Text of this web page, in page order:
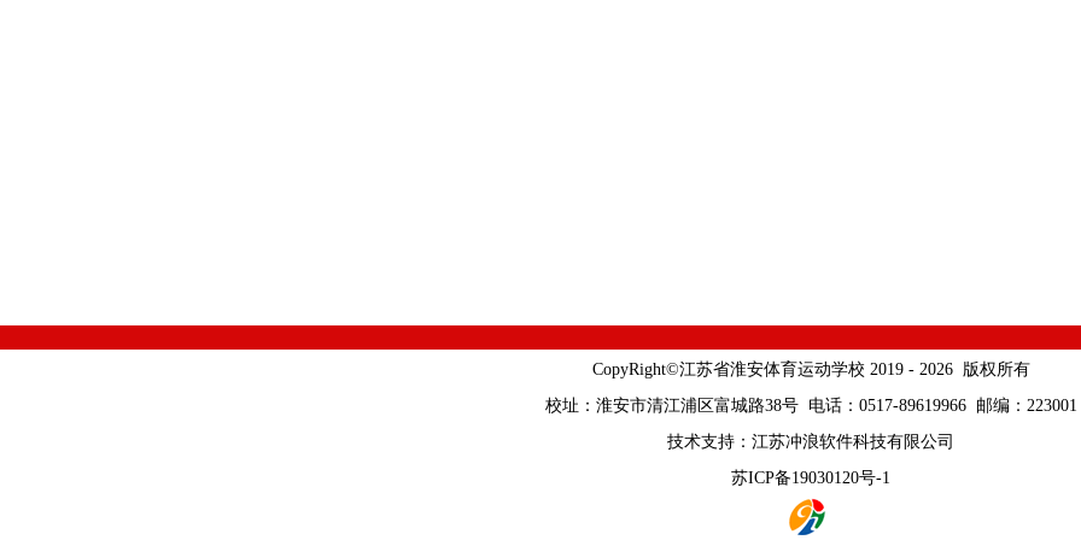
CopyRight©江苏省淮安体育运动学校 2019 - 2026 版权所有
校址：淮安市清江浦区富城路38号 电话：0517-89619966 邮编：223001
技术支持： 江苏冲浪软件科技有限公司
苏ICP备19030120号-1